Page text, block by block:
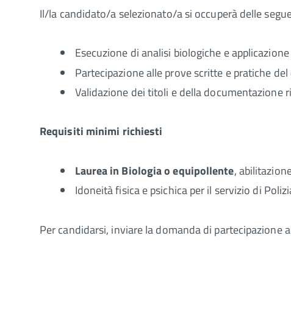
Il/la candidato/a selezionato/a si occuperà delle
Esecuzione di analisi biologiche e
Partecipazione alle prove scritte e pratiche
Validazione dei titoli e della documentazione
Requisiti minimi richiesti
Laurea in Biologia o equipollente,
Idoneità fisica e psichica per il servizio di
Per candidarsi, inviare la domanda di partecipazione